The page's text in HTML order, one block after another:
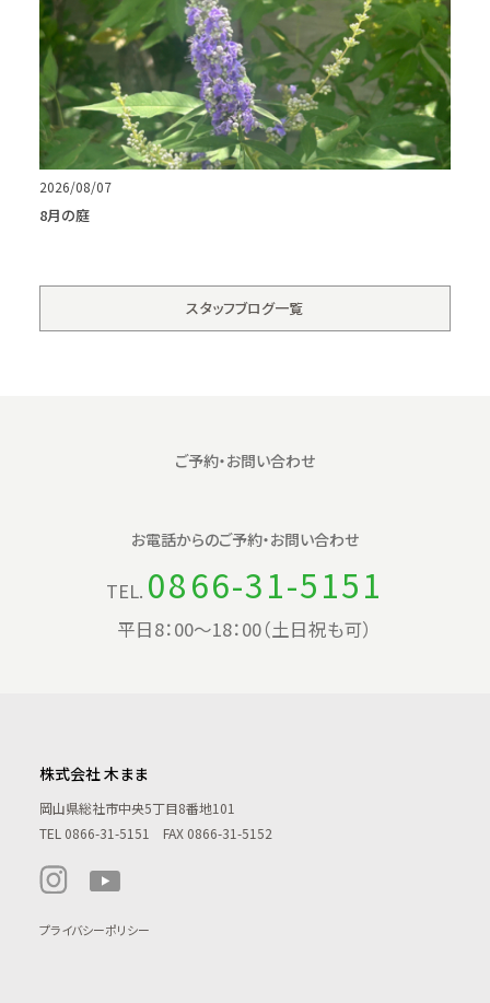
2026/08/07
8月の庭
スタッフブログ一覧
ご予約・お問い合わせ
お電話からのご予約・お問い合わせ
TEL. 0866-31-5151
平日8：00〜18：00（土日祝も可）
株式会社 木まま
岡山県総社市中央5丁目8番地101
TEL 0866-31-5151 FAX 0866-31-5152
プライバシーポリシー